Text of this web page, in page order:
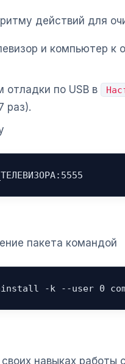
действий для
и компьютер к
по USB в
раз).
пакета командой
-k --user 0
навыках работы